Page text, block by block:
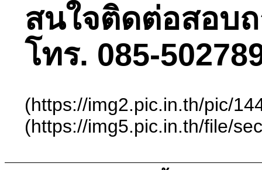
สนใจติดต่อสอบ
โทร. 085-
(https://img2.pic.in.th/pic/
(https://img5.pic.in.th/file/